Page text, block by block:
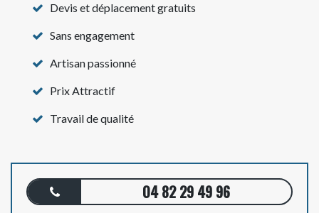
Devis et déplacement gratuits
Sans engagement
Artisan passionné
Prix Attractif
Travail de qualité
04 82 29 49 96